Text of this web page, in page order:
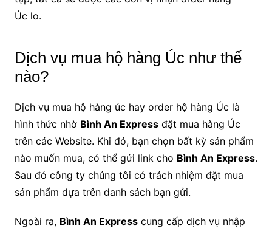
Úc lo.
Dịch vụ mua hộ hàng Úc như thế
nào?
Dịch vụ mua hộ hàng úc hay order hộ hàng Úc là
hình thức nhờ Bình An Expressđặt mua hàng Úc
trên các Website. Khi đó, bạn chọn bất kỳ sản phẩm
nào muốn mua, có thể gửi link cho Bình An Express.
Sau đó công ty chúng tôi có trách nhiệm đặt mua
sản phẩm dựa trên danh sách bạn gửi.
Ngoài ra, Bình An Expresscung cấp dịch vụ nhập